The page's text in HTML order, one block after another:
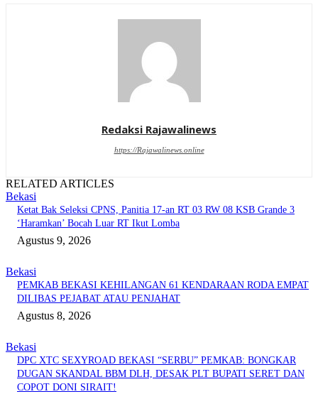
Redaksi Rajawalinews
https://Rajawalinews.online
RELATED ARTICLES
Bekasi
Ketat Bak Seleksi CPNS, Panitia 17-an RT 03 RW 08 KSB Grande 3
‘Haramkan’ Bocah Luar RT Ikut Lomba
Agustus 9, 2026
Bekasi
PEMKAB BEKASI KEHILANGAN 61 KENDARAAN RODA EMPAT
DILIBAS PEJABAT ATAU PENJAHAT
Agustus 8, 2026
Bekasi
DPC XTC SEXYROAD BEKASI “SERBU” PEMKAB: BONGKAR
DUGAN SKANDAL BBM DLH, DESAK PLT BUPATI SERET DAN
COPOT DONI SIRAIT!